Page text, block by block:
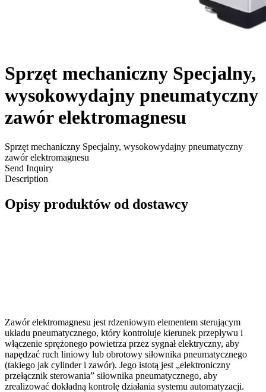
Sprzęt mechaniczny Specjalny,
wysokowydajny pneumatyczny
zawór elektromagnesu
Sprzęt mechaniczny Specjalny, wysokowydajny pneumatyczny
zawór elektromagnesu
Send Inquiry
Description
Opisy produktów od dostawcy
Zawór elektromagnesu jest rdzeniowym elementem sterującym
układu pneumatycznego, który kontroluje kierunek przepływu i
włączenie sprężonego powietrza przez sygnał elektryczny, aby
napędzać ruch liniowy lub obrotowy siłownika pneumatycznego
(takiego jak cylinder i zawór). Jego istotą jest „elektroniczny
przełącznik sterowania” siłownika pneumatycznego, aby
zrealizować dokładną kontrolę działania systemu automatyzacji.